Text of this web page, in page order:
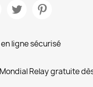
ligne sécurisé
Relay gratuite